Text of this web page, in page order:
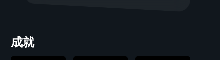
成就